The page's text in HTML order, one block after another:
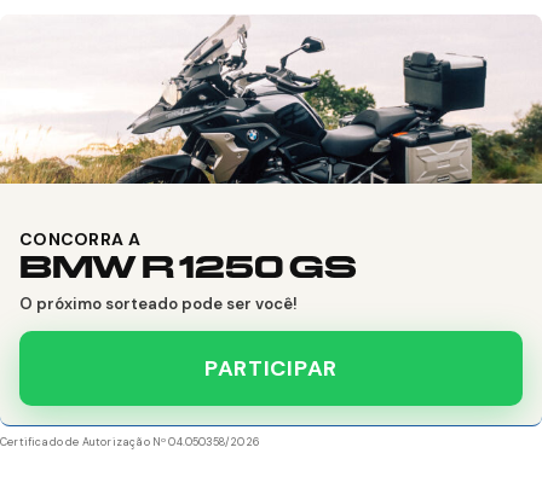
CONCORRA A
BMW R 1250 GS
O próximo sorteado pode ser você!
PARTICIPAR
Certificado de Autorização Nº 04.050358/2026